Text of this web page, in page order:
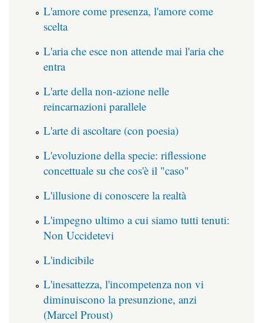
L'amore come presenza, l'amore come
scelta
L'aria che esce non attende mai l'aria che
entra
L'arte della non-azione nelle
reincarnazioni parallele
L'arte di ascoltare (con poesia)
L'evoluzione della specie: riflessione
concettuale su che cos'è il "caso"
L'illusione di conoscere la realtà
L'impegno ultimo a cui siamo tutti tenuti:
Non Uccidetevi
L'indicibile
L'inesattezza, l'incompetenza non vi
diminuiscono la presunzione, anzi
(Marcel Proust)